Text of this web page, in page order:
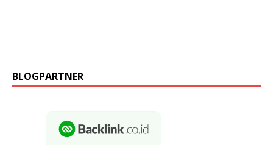
BLOGPARTNER